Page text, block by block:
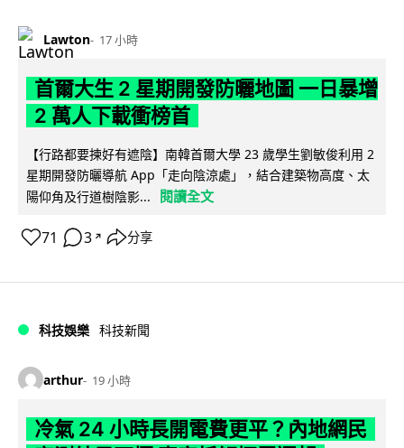
Lawton 17 小時
首爾大生 2 星期開發防曬地圖 一日暴增
2 萬人下載衝榜首
【行路都要揀好有遮陰】南韓首爾大學 23 歲學生劉敏俊利用 2
星期開發防曬導航 App「走向陰涼處」，結合建築物高度、太
陽仰角及行道樹陰影...
閱讀全文
71 3 ↗ 分享
科技娛樂 科技新聞
arthur 19 小時
冷氣 24 小時長開電費更平？內地網民